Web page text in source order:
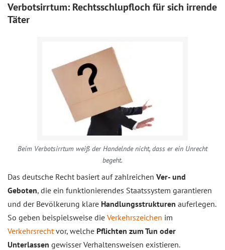
Verbotsirrtum: Rechtsschlupfloch für sich irrende
Täter
Beim Verbotsirrtum weiß der Handelnde nicht, dass er ein Unrecht
begeht.
Das deutsche Recht basiert auf zahlreichen Ver- und
Geboten, die ein funktionierendes Staatssystem garantieren
und der Bevölkerung klare Handlungsstrukturen auferlegen.
So geben beispielsweise die Verkehrszeichen im
Verkehrsrechtvor, welche Pflichten zum Tun oder
Unterlassen gewisser Verhaltensweisen existieren.